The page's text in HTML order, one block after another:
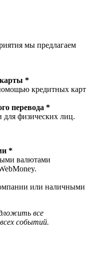
мы предлагаем
*
кредитных карт
перевода *
для физических лиц.
*
валютами
или наличными
все
событий.